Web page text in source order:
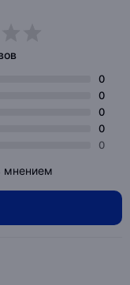
0
0
0
0
0
мнением